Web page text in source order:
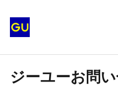
ジーユーお問